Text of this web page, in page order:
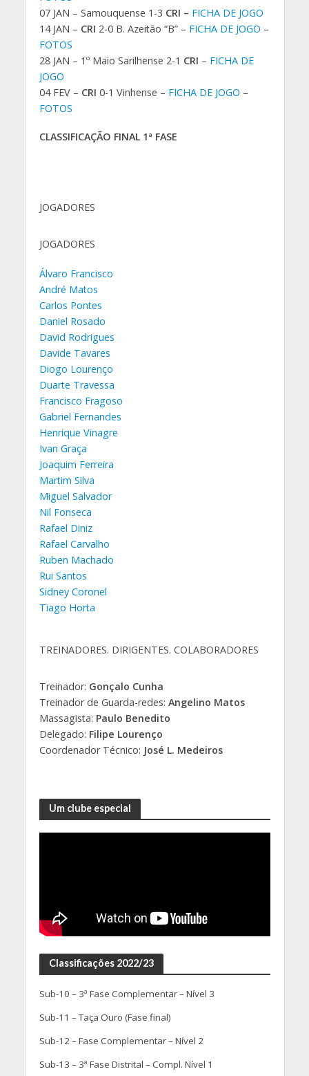
07 JAN – Samouquense 1-3 CRI – FICHA DE JOGO
14 JAN – CRI 2-0 B. Azeitão “B” – FICHA DE JOGO –
FOTOS
28 JAN – 1º Maio Sarilhense 2-1 CRI – FICHA DE
JOGO
04 FEV – CRI 0-1 Vinhense – FICHA DE JOGO –
FOTOS
CLASSIFICAÇÃO FINAL 1ª FASE
JOGADORES
JOGADORES
Álvaro Francisco
André Matos
Carlos Pontes
Daniel Rosado
David Rodrigues
Davide Tavares
Diogo Lourenço
Duarte Travessa
Francisco Fragoso
Gabriel Fernandes
Henrique Vinagre
Ivan Graça
Joaquim Ferreira
Martim Silva
Miguel Salvador
Nil Fonseca
Rafael Diniz
Rafael Carvalho
Ruben Machado
Rui Santos
Sidney Coronel
Tiago Horta
TREINADORES. DIRIGENTES. COLABORADORES
Treinador: Gonçalo Cunha
Treinador de Guarda-redes: Angelino Matos
Massagista: Paulo Benedito
Delegado: Filipe Lourenço
Coordenador Técnico: José L. Medeiros
Um clube especial
Classificações 2022/23
Sub-10 – 3ª Fase Complementar – Nível 3
Sub-11 – Taça Ouro (Fase final)
Sub-12 – Fase Complementar – Nível 2
Sub-13 – 3ª Fase Distrital – Compl. Nível 1